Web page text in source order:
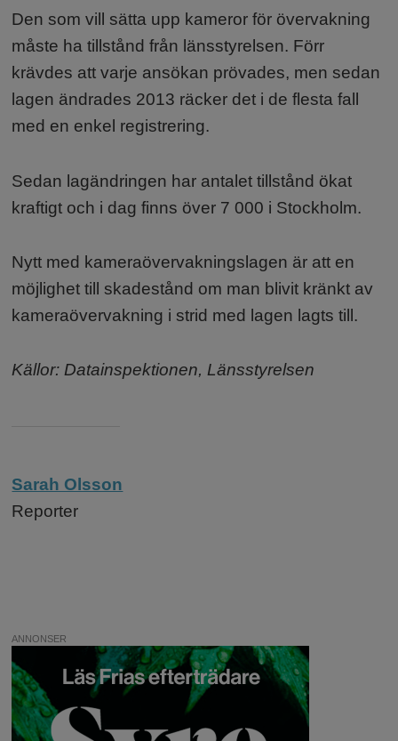
Den som vill sätta upp kameror för övervakning
måste ha tillstånd från länsstyrelsen. Förr
krävdes att varje ansökan prövades, men sedan
lagen ändrades 2013 räcker det i de flesta fall
med en enkel registrering.
Sedan lagändringen har antalet tillstånd ökat
kraftigt och i dag finns över 7 000 i Stockholm.
Nytt med kameraövervakningslagen är att en
möjlighet till skadestånd om man blivit kränkt av
kameraövervakning i strid med lagen lagts till.
Källor: Datainspektionen, Länsstyrelsen
Sarah Olsson
Reporter
ANNONSER